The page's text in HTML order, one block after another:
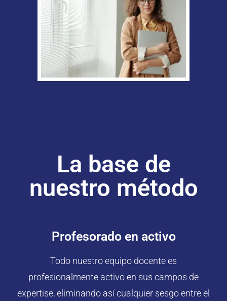
La base de
nuestro método
Profesorado en activo
Todo nuestro equipo docente es
profesionalmente activo en sus campos de
expertise, eliminando así cualquier sesgo entre el